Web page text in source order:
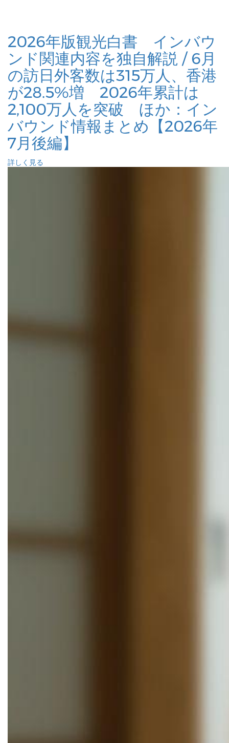
2026年版観光白書 インバウ
ンド関連内容を独自解説 / 6月
の訪日外客数は315万人、香港
が28.5%増 2026年累計は
2,100万人を突破 ほか：イン
バウンド情報まとめ【2026年
7月後編】
詳しく見る